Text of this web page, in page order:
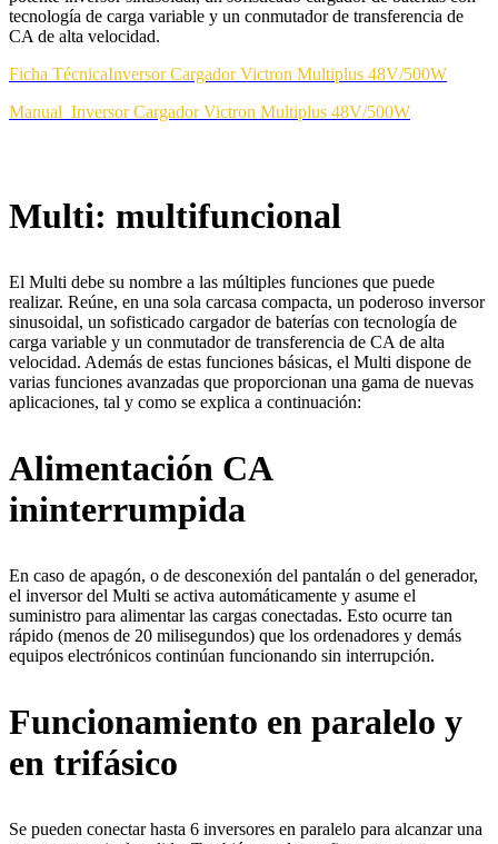
tecnología de carga variable y un conmutador de transferencia de
CA de alta velocidad.
Ficha TécnicaInversor Cargador Victron Multiplus 48V/500W
Manual Inversor Cargador Victron Multiplus 48V/500W
Multi: multifuncional
El Multi debe su nombre a las múltiples funciones que puede
realizar. Reúne, en una sola carcasa compacta, un poderoso inversor
sinusoidal, un sofisticado cargador de baterías con tecnología de
carga variable y un conmutador de transferencia de CA de alta
velocidad. Además de estas funciones básicas, el Multi dispone de
varias funciones avanzadas que proporcionan una gama de nuevas
aplicaciones, tal y como se explica a continuación:
Alimentación CA
ininterrumpida
En caso de apagón, o de desconexión del pantalán o del generador,
el inversor del Multi se activa automáticamente y asume el
suministro para alimentar las cargas conectadas. Esto ocurre tan
rápido (menos de 20 milisegundos) que los ordenadores y demás
equipos electrónicos continúan funcionando sin interrupción.
Funcionamiento en paralelo y
en trifásico
Se pueden conectar hasta 6 inversores en paralelo para alcanzar una